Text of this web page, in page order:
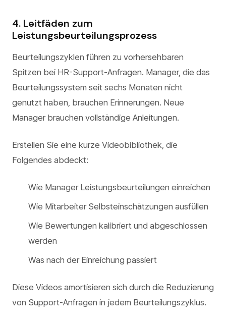
4. Leitfäden zum
Leistungsbeurteilungsprozess
Beurteilungszyklen führen zu vorhersehbaren
Spitzen bei HR-Support-Anfragen. Manager, die das
Beurteilungssystem seit sechs Monaten nicht
genutzt haben, brauchen Erinnerungen. Neue
Manager brauchen vollständige Anleitungen.
Erstellen Sie eine kurze Videobibliothek, die
Folgendes abdeckt:
Wie Manager Leistungsbeurteilungen einreichen
Wie Mitarbeiter Selbsteinschätzungen ausfüllen
Wie Bewertungen kalibriert und abgeschlossen
werden
Was nach der Einreichung passiert
Diese Videos amortisieren sich durch die Reduzierung
von Support-Anfragen in jedem Beurteilungszyklus.